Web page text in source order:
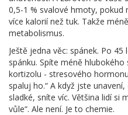
0,5-1 % svalové hmoty, pokud
více kalorií než tuk. Takže
metabolismus.
Ještě jedna věc: spánek. Po
spánku. Spíte méně
kortizolu - stresového
spaluj ho.“ A když jste
sladké, sníte víc. Většina lidí si
vůle“. Ale není. Je to chemie.